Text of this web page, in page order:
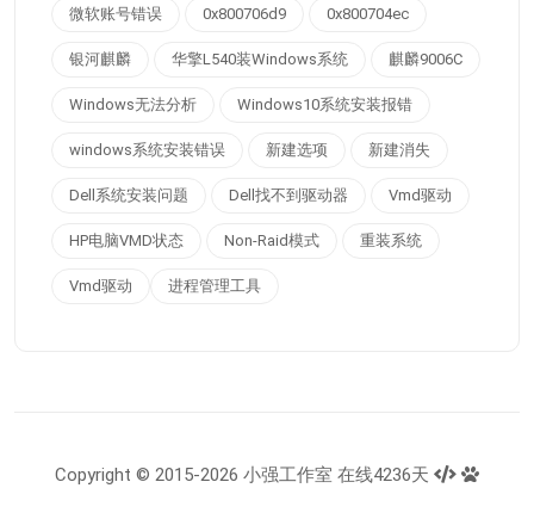
微软账号错误 0x800706d9 0x800704ec
银河麒麟 华擎L540装Windows系统 麒麟9006C
Windows无法分析 Windows10系统安装报错
windows系统安装错误 新建选项 新建消失
Dell系统安装问题 Dell找不到驱动器 Vmd驱动
HP电脑VMD状态 Non-Raid模式 重装系统
Vmd驱动 进程管理工具
Copyright © 2015-2026 小强工作室 在线4236天